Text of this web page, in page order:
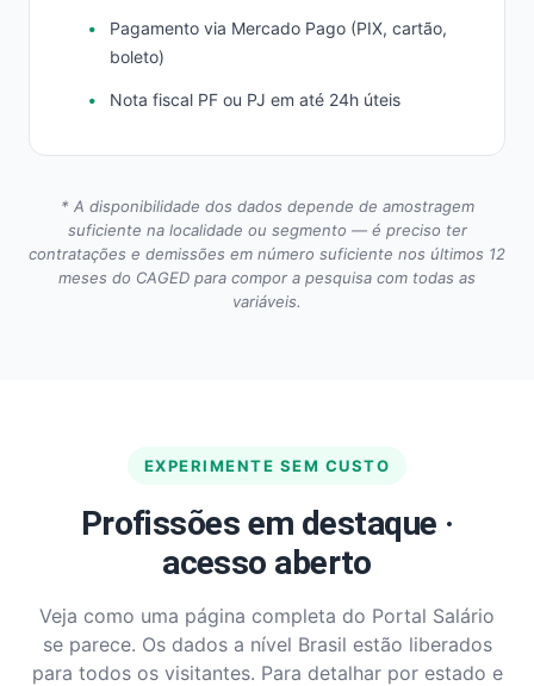
Pagamento via Mercado Pago (PIX, cartão,
boleto)
Nota fiscal PF ou PJ em até 24h úteis
* A disponibilidade dos dados depende de amostragem
suficiente na localidade ou segmento — é preciso ter
contratações e demissões em número suficiente nos últimos 12
meses do CAGED para compor a pesquisa com todas as
variáveis.
EXPERIMENTE SEM CUSTO
Profissões em destaque ·
acesso aberto
Veja como uma página completa do Portal Salário
se parece. Os dados a nível Brasil estão liberados
para todos os visitantes. Para detalhar por estado e